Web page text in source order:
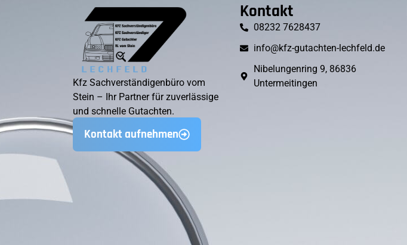
Kfz Sachverständigenbüro vom
Stein – Ihr Partner für zuverlässige
und schnelle Gutachten.
Kontakt aufnehmen
Kontakt
08232 7628437
info@kfz-gutachten-lechfeld.de
Nibelungenring 9, 86836
Untermeitingen